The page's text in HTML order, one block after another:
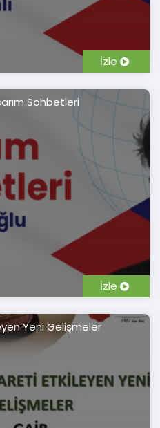
İzle
Sohbetleri
İzle
Yeni Gelişmeler